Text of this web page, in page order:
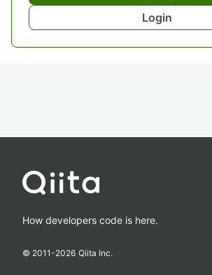
Login
How developers code is here.
© 2011-2026 Qiita Inc.